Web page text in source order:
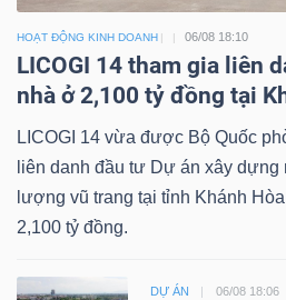
HOẠT ĐỘNG KINH DOANH 06/08 18:10
LICOGI 14 tham gia liên
nhà ở 2,100 tỷ đồng tại
LICOGI 14 vừa được Bộ Quốc
liên danh đầu tư Dự án xây
lượng vũ trang tại tỉnh Khánh
2,100 tỷ đồng.
DỰ ÁN 06/08 18:06